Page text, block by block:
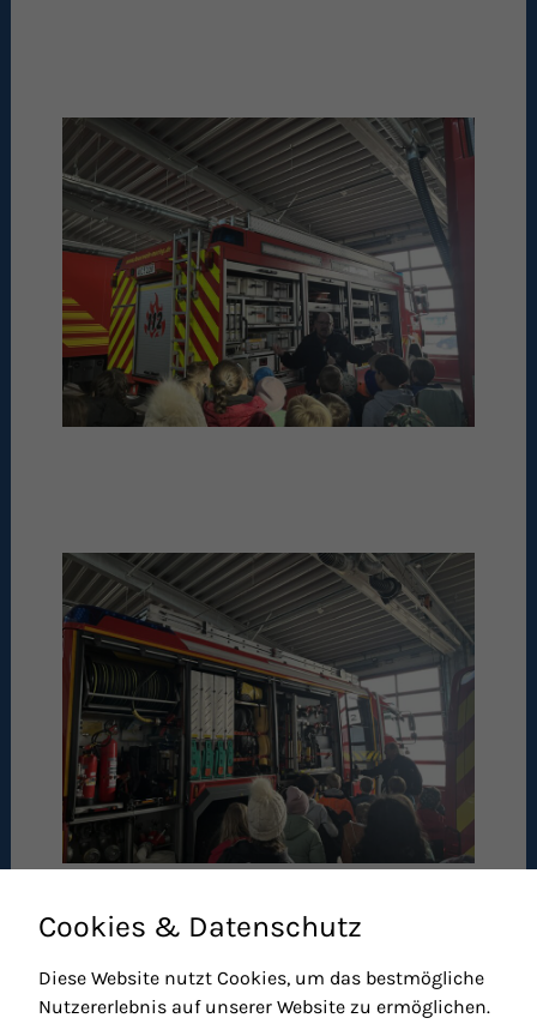
Cookies & Datenschutz
Diese Website nutzt Cookies, um das bestmögliche
Nutzererlebnis auf unserer Website zu ermöglichen.